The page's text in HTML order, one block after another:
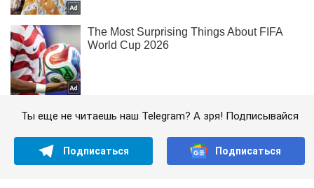
Ты еще не читаешь наш Telegram? А зря! Подписывайся
Подписаться Подписаться